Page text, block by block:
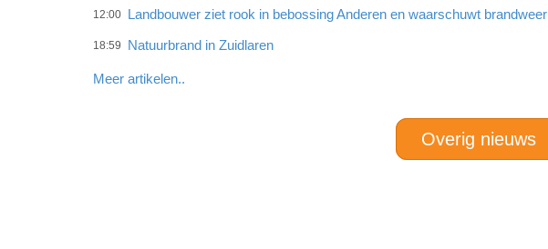
12:00 Landbouwer ziet rook in bebossing Anderen en waarschuwt brandweer
18:59 Natuurbrand in Zuidlaren
Meer artikelen..
Overig nieuws